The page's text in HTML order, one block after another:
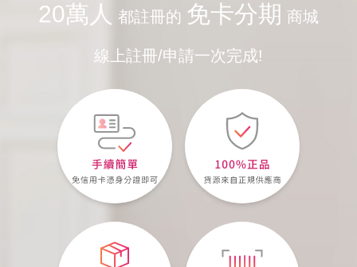
20萬人 都註冊的 免卡分期 商城
線上註冊/申請一次完成!